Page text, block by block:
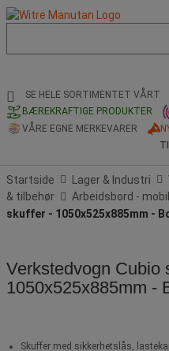
og
søkehistorikk
SE HELE SORTIMENTET VÅRT
BÆREKRAFTIGE PRODUKTER
VÅRE EGNE MERKEVARER
Startside Lager & Industri
& tilbehør
Arbeidsbord -
skuffer - 1050x525x885mm -
Verkstedvogn Cubio
1050x525x885mm -
Skuffer med sikkerhetslås,